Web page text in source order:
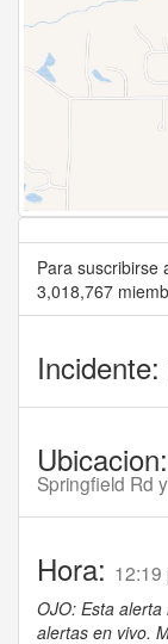
Para suscribirse
3,018,767
Incidente:
Ubicacion:
Springfield Rd
Hora: 12:19
OJO: Esta
alertas en vivo.